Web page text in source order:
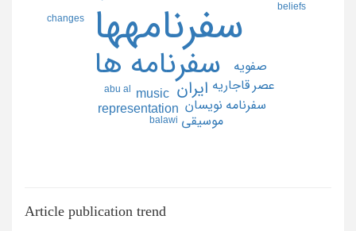
سفرنامهها
سفرنامه ها
ايران music
representation سفرنامه نويسان
صفويه
عصر قاجاريه
موسيقي
abu al
balawi
beliefs
changes
Article publication trend